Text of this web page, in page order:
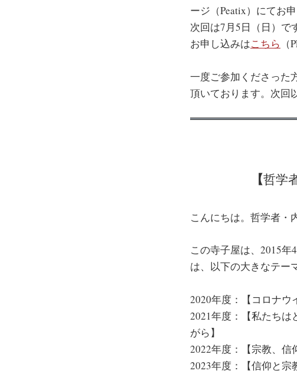
ージ（Peatix）にてお
次回は7月5日（日）で
お申し込みはこちら
一度ご参加くださった
頂いております。次回
【哲学
こんにちは。哲学者・
この寺子屋は、2015
は、以下の大きなテー
2020年度：【コロナウ
2021年度：【私たち
がら】
2022年度：【宗教、信
2023年度：【信仰と